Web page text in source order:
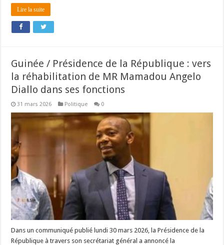
Lire la suite
Guinée / Présidence de la République : vers
la réhabilitation de MR Mamadou Angelo
Diallo dans ses fonctions
31 mars 2026 Politique 0
Dans un communiqué publié lundi 30 mars 2026, la Présidence de la
République à travers son secrétariat général a annoncé la